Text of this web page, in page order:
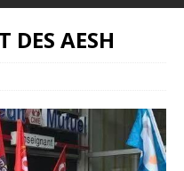
DES AESH